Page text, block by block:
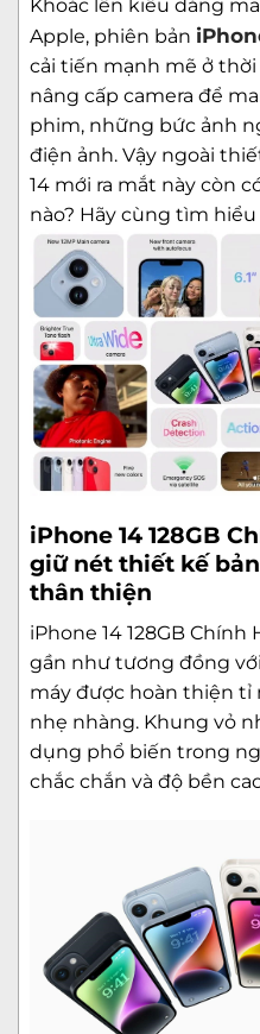
Khoác lên kiểu dáng
Apple, phiên bản
cải tiến mạnh mẽ ở
nâng cấp camera để
phim, những bức ảnh
điện ảnh. Vậy ngoài
14 mới ra mắt này còn
nào? Hãy cùng tìm
iPhone 14 128GB
giữ nét thiết kế
thân thiện
iPhone 14 128GB
gần như tương đồng với
máy được hoàn thiện tỉ
nhẹ nhàng. Khung vỏ
dụng phổ biến trong
chắc chắn và độ bền